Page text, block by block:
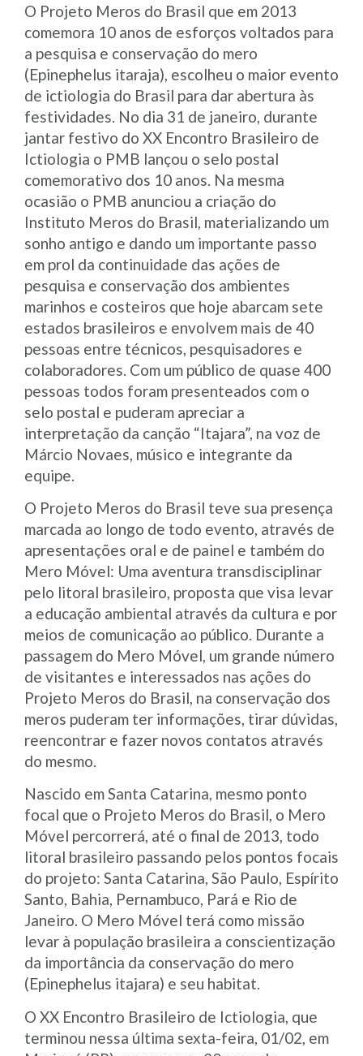
O Projeto Meros do Brasil que em 2013
comemora 10 anos de esforços voltados para
a pesquisa e conservação do mero
(Epinephelus itaraja), escolheu o maior evento
de ictiologia do Brasil para dar abertura às
festividades. No dia 31 de janeiro, durante
jantar festivo do XX Encontro Brasileiro de
Ictiologia o PMB lançou o selo postal
comemorativo dos 10 anos. Na mesma
ocasião o PMB anunciou a criação do
Instituto Meros do Brasil, materializando um
sonho antigo e dando um importante passo
em prol da continuidade das ações de
pesquisa e conservação dos ambientes
marinhos e costeiros que hoje abarcam sete
estados brasileiros e envolvem mais de 40
pessoas entre técnicos, pesquisadores e
colaboradores. Com um público de quase 400
pessoas todos foram presenteados com o
selo postal e puderam apreciar a
interpretação da canção “Itajara”, na voz de
Márcio Novaes, músico e integrante da
equipe.
O Projeto Meros do Brasil teve sua presença
marcada ao longo de todo evento, através de
apresentações oral e de painel e também do
Mero Móvel: Uma aventura transdisciplinar
pelo litoral brasileiro, proposta que visa levar
a educação ambiental através da cultura e por
meios de comunicação ao público. Durante a
passagem do Mero Móvel, um grande número
de visitantes e interessados nas ações do
Projeto Meros do Brasil, na conservação dos
meros puderam ter informações, tirar dúvidas,
reencontrar e fazer novos contatos através
do mesmo.
Nascido em Santa Catarina, mesmo ponto
focal que o Projeto Meros do Brasil, o Mero
Móvel percorrerá, até o final de 2013, todo
litoral brasileiro passando pelos pontos focais
do projeto: Santa Catarina, São Paulo, Espírito
Santo, Bahia, Pernambuco, Pará e Rio de
Janeiro. O Mero Móvel terá como missão
levar à população brasileira a conscientização
da importância da conservação do mero
(Epinephelus itajara) e seu habitat.
O XX Encontro Brasileiro de Ictiologia, que
terminou nessa última sexta-feira, 01/02, em